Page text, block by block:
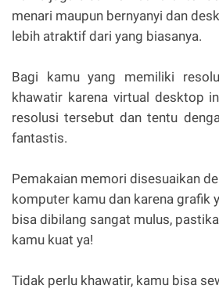
menari maupun bernyanyi dan
lebih atraktif dari yang biasanya.
Bagi kamu yang memiliki
khawatir karena virtual desktop
resolusi tersebut dan tentu
fantastis.
Pemakaian memori disesuaikan
komputer kamu dan karena grafik
bisa dibilang sangat mulus,
kamu kuat ya!
Tidak perlu khawatir, kamu bisa